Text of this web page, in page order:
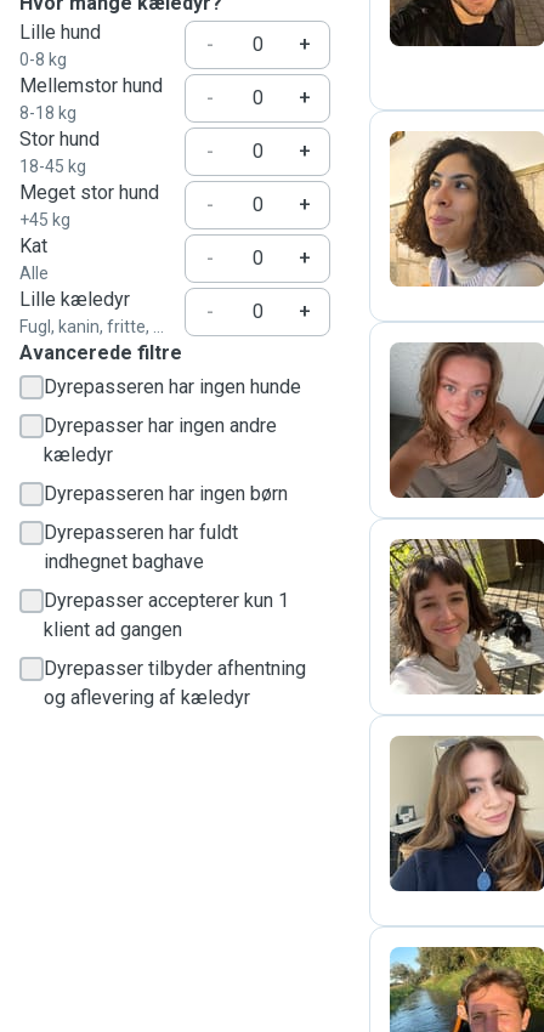
Lille hund
0-8 kg
-
+
Mellemstor hund
8-18 kg
-
+
Stor hund
18-45 kg
-
+
Meget stor hund
+45 kg
-
+
Kat
Alle
-
+
Lille kæledyr
Fugl, kanin, fritte, ...
-
+
Avancerede filtre
Dyrepasseren har ingen hunde
Dyrepasser har ingen andre
kæledyr
Dyrepasseren har ingen børn
Dyrepasseren har fuldt
indhegnet baghave
Dyrepasser accepterer kun 1
klient ad gangen
Dyrepasser tilbyder afhentning
og aflevering af kæledyr
A
J
A
E